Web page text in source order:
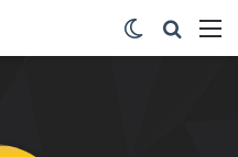
Switch skin